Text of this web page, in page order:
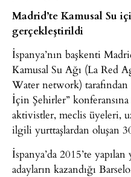
Madrid’te Kamusal Su
gerçekleştirildi
İspanya’nın başkenti
Kamusal Su Ağı (La Red
Water network)
İçin Şehirler”
aktivistler, meclis üyeleri,
ilgili yurttaşlardan oluşan
İspanya’da 2015’te
adayların kazandığı